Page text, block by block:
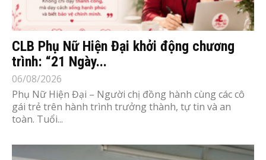
CLB Phụ Nữ Hiện Đại khởi động chương
trình: “21 Ngày...
06/08/2026
Phụ Nữ Hiện Đại – Người chị đồng hành cùng các cô
gái trẻ trên hành trình trưởng thành, tự tin và an
toàn. Tuổi...